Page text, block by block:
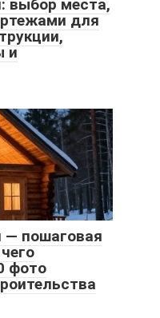
выбор места,
для
и
— пошаговая
фото